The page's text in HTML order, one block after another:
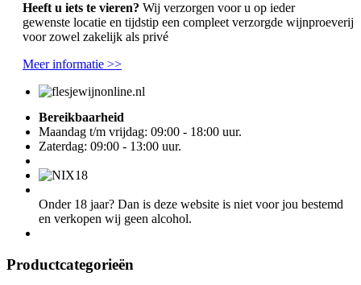
Heeft u iets te vieren? Wij verzorgen voor u op ieder
gewenste locatie en tijdstip een compleet verzorgde wijnproeverij
voor zowel zakelijk als privé
Meer informatie >>
Bereikbaarheid
Maandag t/m vrijdag: 09:00 - 18:00 uur.
Zaterdag: 09:00 - 13:00 uur.
Onder 18 jaar? Dan is deze website is niet voor jou bestemd
en verkopen wij geen alcohol.
Productcategorieën